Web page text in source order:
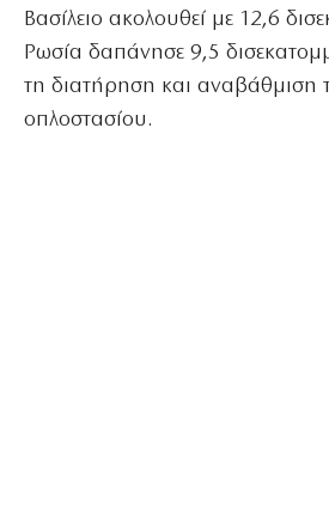
Βασίλειο ακολουθεί με 12,6
Ρωσία δαπάνησε 9,5
τη διατήρηση και αναβάθμιση
οπλοστασίου.